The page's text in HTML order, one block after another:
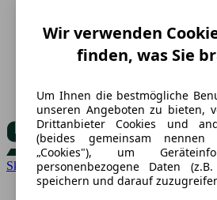
Skoda
Wir verwenden
finden, was Sie
Um Ihnen die bestmögliche
unseren Angeboten zu bieten,
Drittanbieter Cookies und
(beides gemeinsam nennen
„Cookies"), um
personenbezogene Daten
speichern und darauf